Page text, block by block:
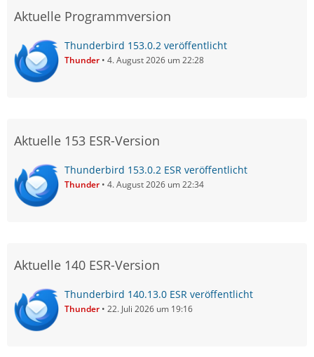
Aktuelle Programmversion
Thunderbird 153.0.2 veröffentlicht
Thunder 4. August 2026 um 22:28
Aktuelle 153 ESR-Version
Thunderbird 153.0.2 ESR veröffentlicht
Thunder 4. August 2026 um 22:34
Aktuelle 140 ESR-Version
Thunderbird 140.13.0 ESR veröffentlicht
Thunder 22. Juli 2026 um 19:16